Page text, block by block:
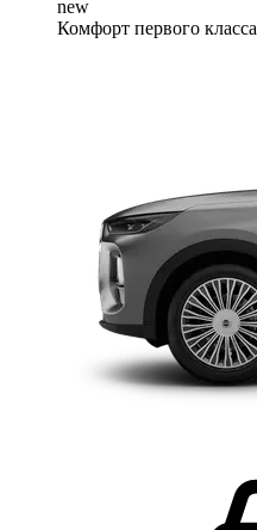
new
Комфорт первого класса